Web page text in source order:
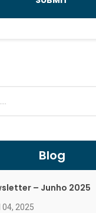
Blog
– Junho 2025
2025